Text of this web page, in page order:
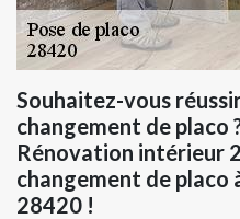
Souhaitez-vous
changement de placo
Rénovation intérieur
changement de placo
28420 !